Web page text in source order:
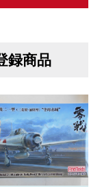
録商品